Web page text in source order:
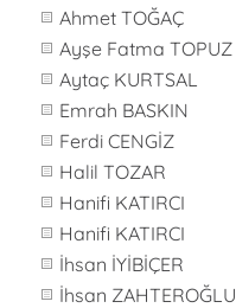
Ahmet TOĞAÇ
Ayşe Fatma TOPUZ
Aytaç KURTSAL
Emrah BASKIN
Ferdi CENGİZ
Halil TOZAR
Hanifi KATIRCI
Hanifi KATIRCI
İhsan İYİBİÇER
İhsan ZAHTEROĞLU